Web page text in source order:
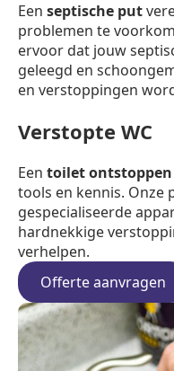
Een septische put
problemen te
ervoor dat jouw
geleegd en
en verstoppingen
Verstopte WC
Een toilet ontstoppen
tools en kennis. Onze
gespecialiseerde
hardnekkige
verhelpen.
Offerte aanvragen